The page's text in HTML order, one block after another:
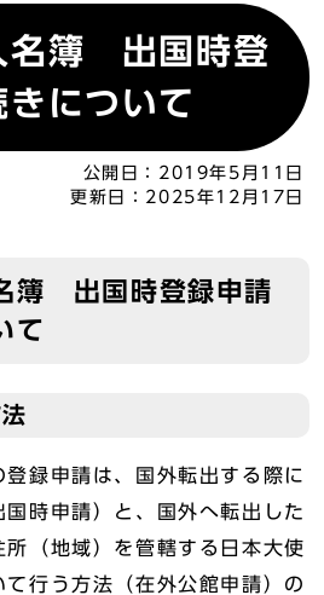
名簿 出国時登
について
公開日： 2019年5月11日
更新日： 2025年12月17日
簿 出国時登録申請
て
録申請は、国外転出する際に
国時申請）と、国外へ転出した
（地域）を管轄する日本大使
行う方法（在外公館申請）の